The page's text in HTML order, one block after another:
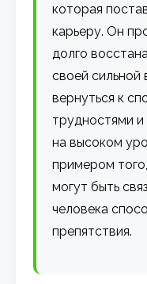
которая
карьеру. Он
долго
своей
вернуться к
трудностями и
на высоком
примером
могут быть
человека
препятствия.